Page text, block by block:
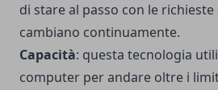
di stare al passo con le
cambiano continuamente.
Capacità: questa tecnologia
computer per andare oltre i